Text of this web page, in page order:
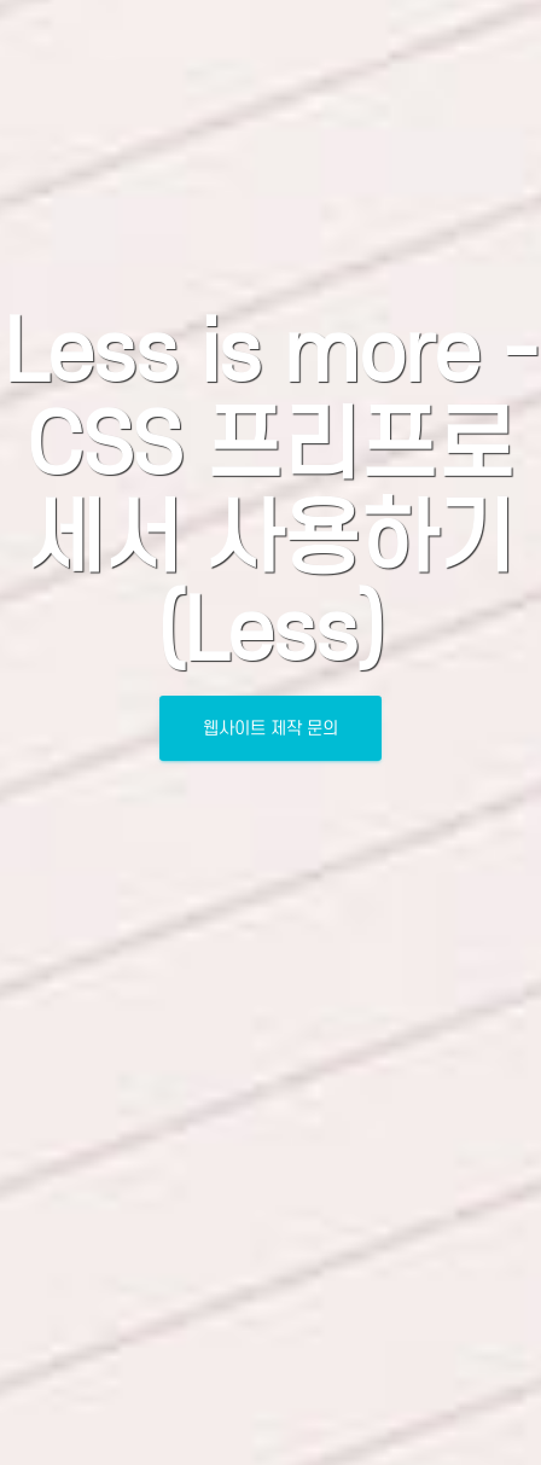
Less is more -
CSS 프리프로
세서 사용하기
(Less)
웹사이트 제작 문의